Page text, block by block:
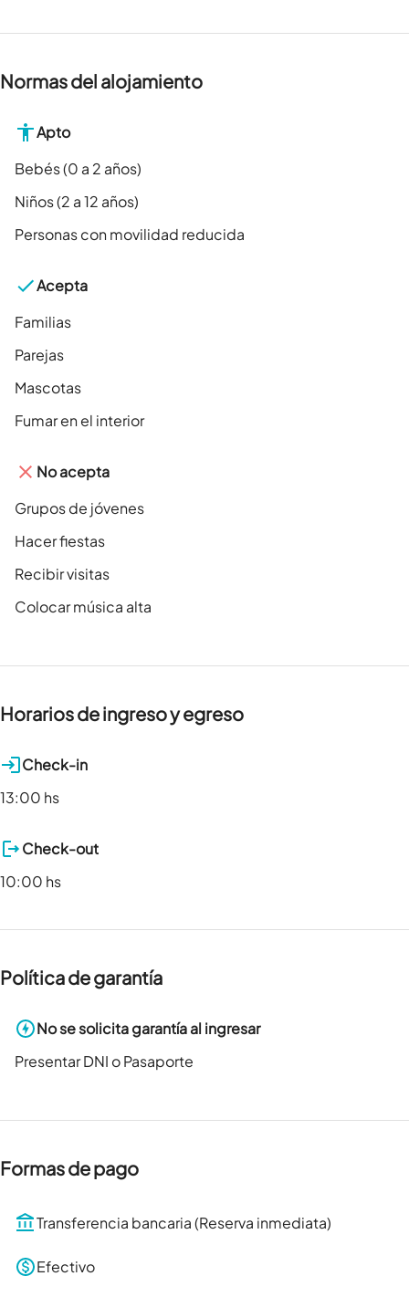
Normas del alojamiento
Apto
Bebés (0 a 2 años)
Niños (2 a 12 años)
Personas con movilidad reducida
Acepta
Familias
Parejas
Mascotas
Fumar en el interior
No acepta
Grupos de jóvenes
Hacer fiestas
Recibir visitas
Colocar música alta
Horarios de ingreso y egreso
Check-in
13:00 hs
Check-out
10:00 hs
Política de garantía
No se solicita garantía al ingresar
Presentar DNI o Pasaporte
Formas de pago
Transferencia bancaria (Reserva inmediata)
Efectivo